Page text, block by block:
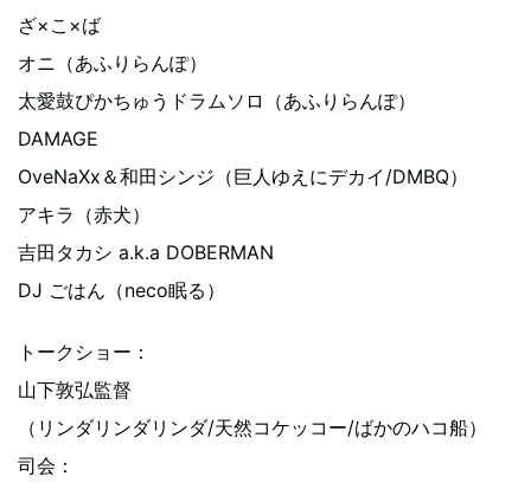
ざ×こ×ば
オニ（あふりらんぽ）
太愛鼓ぴかちゅうドラムソロ（あふりらんぽ）
DAMAGE
OveNaXx＆和田シンジ（巨人ゆえにデカイ/DMBQ）
アキラ（赤犬）
吉田タカシ a.k.a DOBERMAN
DJ ごはん（neco眠る）
トークショー：
山下敦弘監督
（リンダリンダリンダ/天然コケッコー/ばかのハコ船）
司会：